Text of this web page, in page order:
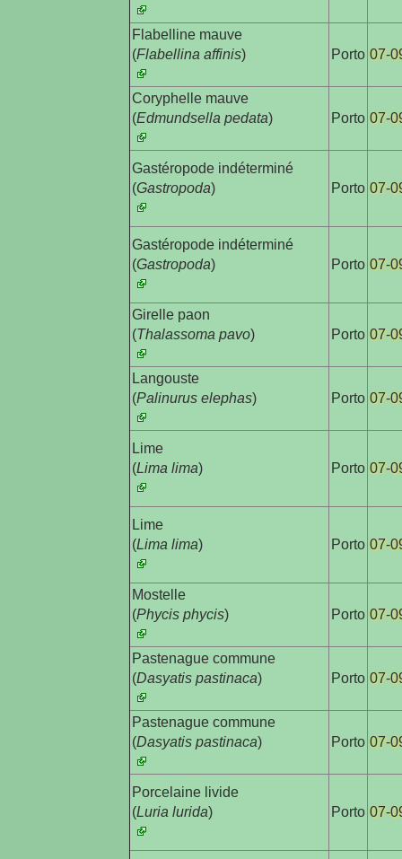
Flabelline mauve
(Flabellina affinis) Porto 07-
Coryphelle mauve
(Edmundsella pedata) Porto 07-
Gastéropode indéterminé
(Gastropoda) Porto 07-
Gastéropode indéterminé
(Gastropoda) Porto 07-
Girelle paon
(Thalassoma pavo) Porto 07-
Langouste
(Palinurus elephas) Porto 07-
Lime
(Lima lima) Porto 07-
Lime
(Lima lima) Porto 07-
Mostelle
(Phycis phycis) Porto 07-
Pastenague commune
(Dasyatis pastinaca) Porto 07-
Pastenague commune
(Dasyatis pastinaca) Porto 07-
Porcelaine livide
(Luria lurida) Porto 07-